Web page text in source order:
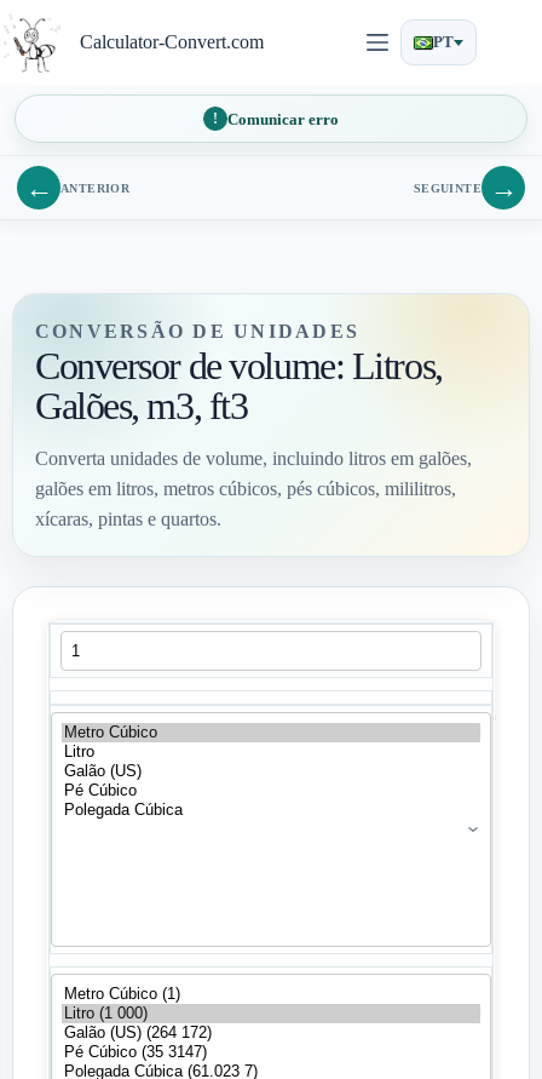
para
o
conteúdo
Calculator-Convert.com PT
Comunicar erro
← ANTERIOR SEGUINTE →
CONVERSÃO DE UNIDADES
Conversor de volume: Litros,
Galões, m3, ft3
Converta unidades de volume, incluindo litros em galões,
galões em litros, metros cúbicos, pés cúbicos, mililitros,
xícaras, pintas e quartos.